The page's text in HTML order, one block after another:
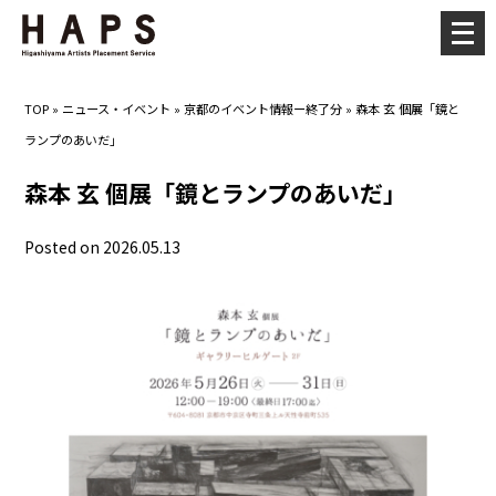
TOP » ニュース・イベント »京都のイベント情報ー終了分 » 森本 玄 個展「鏡と
ランプのあいだ」
森本 玄 個展「鏡とランプのあいだ」
Posted on 2026.05.13
メ
ニ
ー